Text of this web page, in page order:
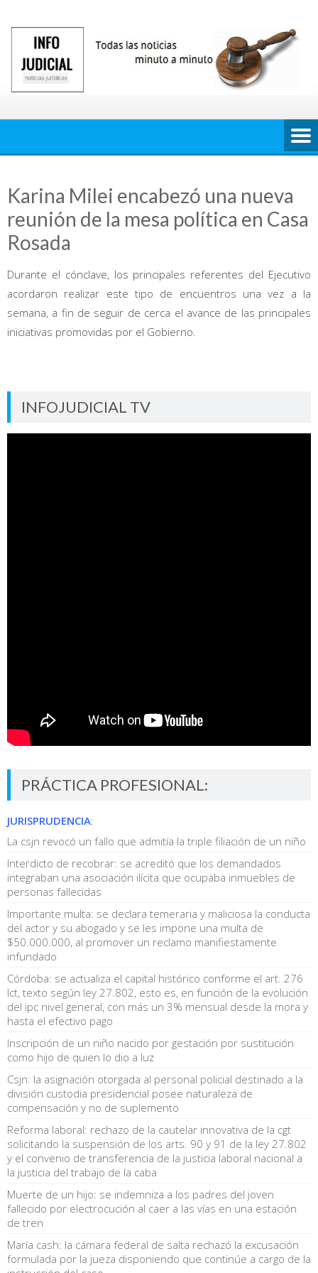
contenido
Karina Milei encabezó una nueva
reunión de la mesa política en Casa
Rosada
Durante el cónclave, los principales referentes del Ejecutivo
acordaron realizar este tipo de encuentros una vez a la
semana, a fin de seguir de cerca el avance de las principales
iniciativas promovidas por el Gobierno.
INFOJUDICIAL TV
PRÁCTICA PROFESIONAL:
JURISPRUDENCIA:
La csjn revocó un fallo que admitía la triple filiación de un niño
Interdicto de recobrar: se acreditó que los demandados
integraban una asociación ilícita que ocupaba inmuebles de
personas fallecidas
Importante multa: se declara temeraria y maliciosa la conducta
del actor y su abogado y se les impone una multa de
$50.000.000, al promover un reclamo manifiestamente
infundado
Córdoba: se actualiza el capital histórico conforme el art. 276
lct, texto según ley 27.802, esto es, en función de la evolución
del ipc nivel general, con más un 3% mensual desde la mora y
hasta el efectivo pago
Inscripción de un niño nacido por gestación por sustitución
como hijo de quien lo dio a luz
Csjn: la asignación otorgada al personal policial destinado a la
división custodia presidencial posee naturaleza de
compensación y no de suplemento
Reforma laboral: rechazo de la cautelar innovativa de la cgt
solicitando la suspensión de los arts. 90 y 91 de la ley 27.802
y el convenio de transferencia de la justicia laboral nacional a
la justicia del trabajo de la caba
Muerte de un hijo: se indemniza a los padres del joven
fallecido por electrocución al caer a las vías en una estación
de tren
María cash: la cámara federal de salta rechazó la excusación
formulada por la jueza disponiendo que continúe a cargo de la